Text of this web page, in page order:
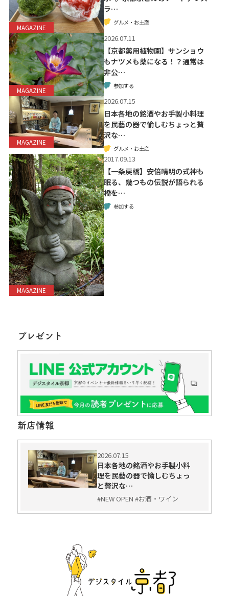
MAGAZINE
ラ…
グルメ・お土産
MAGAZINE
2026.07.11
【京都薬用植物園】サンショウ
もナツメも薬になる！？通常は
非公…
参加する
MAGAZINE
2026.07.15
日本各地の銘酒やお手製小料理
を民藝の器で愉しむちょっと贅
沢な…
グルメ・お土産
MAGAZINE
2017.09.13
【一条戻橋】安倍晴明の式神も
眠る、幾つもの伝説が語られる
橋を…
参加する
プレゼント
新店情報
2026.07.15
日本各地の銘酒やお手製小料
理を民藝の器で愉しむちょっ
と贅沢な…
#NEW OPEN #お酒・ワイン